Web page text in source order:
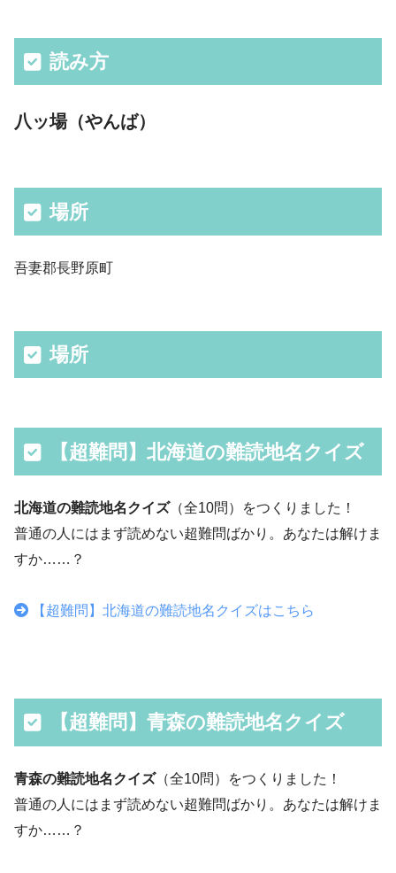
読み方
八ッ場（やんば）
場所
吾妻郡長野原町
場所
【超難問】北海道の難読地名クイズ
北海道の難読地名クイズ（全10問）をつくりました！
普通の人にはまず読めない超難問ばかり。あなたは解けま
すか……？
【超難問】北海道の難読地名クイズはこちら
【超難問】青森の難読地名クイズ
青森の難読地名クイズ（全10問）をつくりました！
普通の人にはまず読めない超難問ばかり。あなたは解けま
すか……？